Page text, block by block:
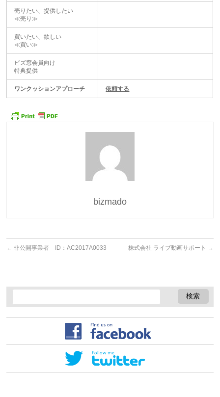
売りたい、提供したい
≪売り≫
買いたい、欲しい
≪買い≫
ビズ窓会員向け
特典提供
ワンクッションアプローチ 依頼する
bizmado
← 非公開事業者 ID：AC2017A0033 株式会社 ライブ動画サポート →